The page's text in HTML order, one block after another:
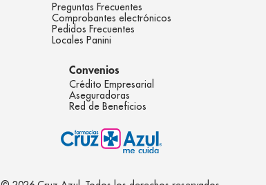
Preguntas Frecuentes
Comprobantes electrónicos
Pedidos Frecuentes
Locales Panini
Convenios
Crédito Empresarial
Aseguradoras
Red de Beneficios